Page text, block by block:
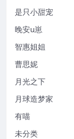
是只小甜宠
晚安u崽
智惠姐姐
曹思妮
月光之下
月球造梦家
有喵
未分类